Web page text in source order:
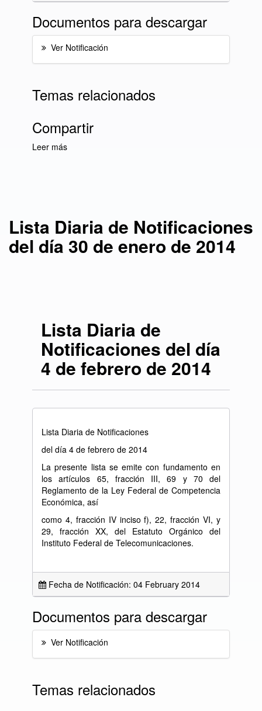
Documentos para descargar
Ver Notificación
Temas relacionados
Compartir
Leer más
Lista Diaria de Notificaciones
del día 30 de enero de 2014
Lista Diaria de
Notificaciones del día
4 de febrero de 2014
Lista Diaria de Notificaciones
del día 4 de febrero de 2014
La presente lista se emite con fundamento en
los artículos 65, fracción III, 69 y 70 del
Reglamento de la Ley Federal de Competencia
Económica, así
como 4, fracción IV inciso f), 22, fracción VI, y
29, fracción XX, del Estatuto Orgánico del
Instituto Federal de Telecomunicaciones.
Fecha de Notificación: 04 February 2014
Documentos para descargar
Ver Notificación
Temas relacionados